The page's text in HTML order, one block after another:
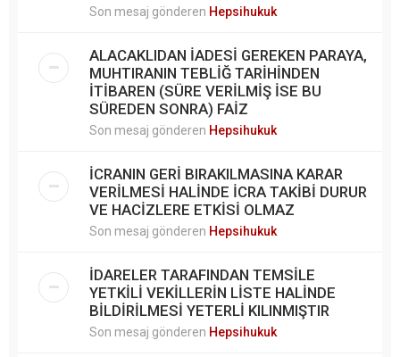
Son mesaj gönderen Hepsihukuk
ALACAKLIDAN İADESİ GEREKEN PARAYA,
MUHTIRANIN TEBLİĞ TARİHİNDEN
İTİBAREN (SÜRE VERİLMİŞ İSE BU
SÜREDEN SONRA) FAİZ
Son mesaj gönderen Hepsihukuk
İCRANIN GERİ BIRAKILMASINA KARAR
VERİLMESİ HALİNDE İCRA TAKİBİ DURUR
VE HACİZLERE ETKİSİ OLMAZ
Son mesaj gönderen Hepsihukuk
İDARELER TARAFINDAN TEMSİLE
YETKİLİ VEKİLLERİN LİSTE HALİNDE
BİLDİRİLMESİ YETERLİ KILINMIŞTIR
Son mesaj gönderen Hepsihukuk